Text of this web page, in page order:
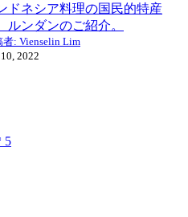
ドネシア料理の国民的特産
ルンダンのご紹介。
者: Vienselin Lim
2022
5